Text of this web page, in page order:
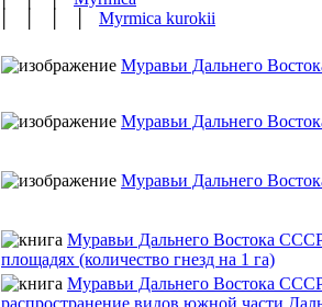
Myrmica kurokii
Муравьи Дальнего
Муравьи Дальнего
Муравьи Дальнего
Муравьи Дальнего Востока
площадях (количество гнезд на 1 га)
Муравьи Дальнего Востока
распространение видов южной части